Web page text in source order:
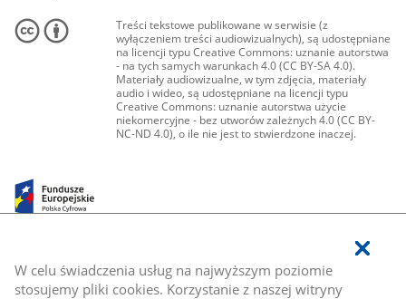
W celu świadczenia usług na najwyższym poziomie
stosujemy pliki cookies. Korzystanie z naszej witryny
Treści tekstowe publikowane w serwisie (z
wyłączeniem treści audiowizualnych), są udostępniane
na licencji typu Creative Commons: uznanie autorstwa
- na tych samych warunkach 4.0 (CC BY-SA 4.0).
Materiały audiowizualne, w tym zdjęcia, materiały
audio i wideo, są udostępniane na licencji typu
Creative Commons: uznanie autorstwa użycie
niekomercyjne - bez utworów zależnych 4.0 (CC BY-
NC-ND 4.0), o ile nie jest to stwierdzone inaczej.